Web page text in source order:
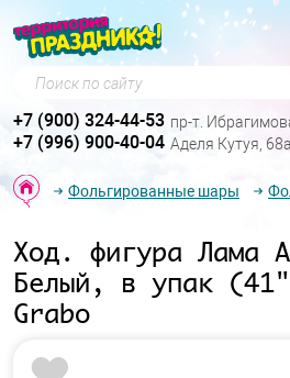
Поиск по сайту
+7 (900) 324-44-53 пр-т.
+7 (996) 900-40-04 Аделя Кутуя, 68а
Фольгированные шары
Ход. фигура Лама
Белый, в упак
Grabo